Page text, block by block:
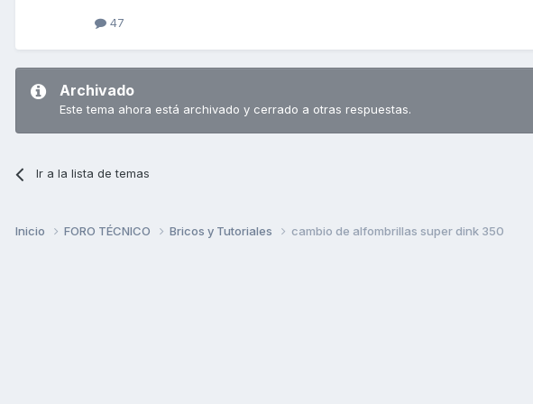
47
Archivado
Este tema ahora está archivado y cerrado a otras respuestas.
Ir a la lista de temas
Inicio FORO TÉCNICO Bricos y Tutoriales cambio de alfombrillas super dink 350